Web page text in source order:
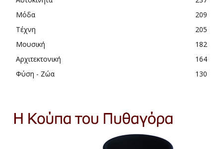
Μόδα
209
Τέχνη
205
Μουσική
182
Αρχιτεκτονική
164
Φύση - Ζώα
130